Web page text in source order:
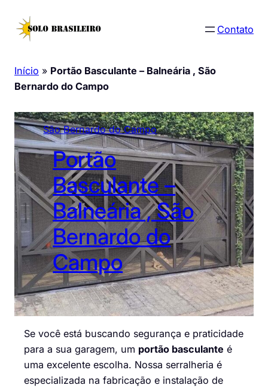
para
Contato
Início » Portão Basculante – Balneária , São
Bernardo do Campo
São Bernardo do Campo
Portão
Basculante –
Balneária , São
Bernardo do
Campo
Se você está buscando segurança e praticidade
para a sua garagem, um portão basculante é
uma excelente escolha. Nossa serralheria é
especializada na fabricação e instalação de